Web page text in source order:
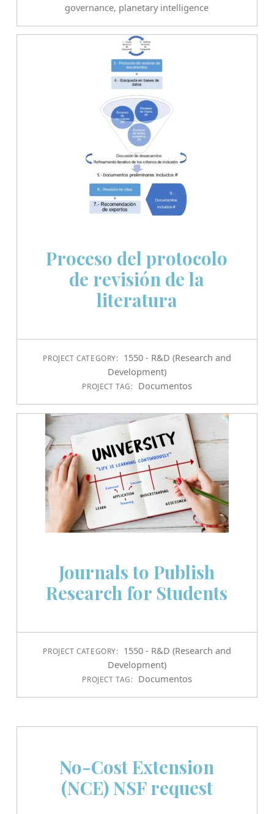
governance, planetary intelligence
Proceso del protocolo
de revisión de la
literatura
PROJECT CATEGORY:
1550 - R&D (Research and
Development)
PROJECT TAG: Documentos
Journals to Publish
Research for Students
PROJECT CATEGORY:
1550 - R&D (Research and
Development)
PROJECT TAG: Documentos
No-Cost Extension
(NCE) NSF request